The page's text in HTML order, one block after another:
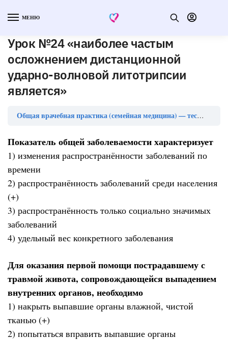
МЕНЮ
Урок №24 «наиболее частым
осложнением дистанционной
ударно-волновой литотрипсии
является»
Общая врачебная практика (семейная медицина) — тесты с ответами (ординатура)
Показатель общей заболеваемости характеризует
1) изменения распространённости заболеваний по
времени
2) распространённость заболеваний среди населения
(+)
3) распространённость только социально значимых
заболеваний
4) удельный вес конкретного заболевания
Для оказания первой помощи пострадавшему с
травмой живота, сопровождающейся выпадением
внутренних органов, необходимо
1) накрыть выпавшие органы влажной, чистой
тканью (+)
2) попытаться вправить выпавшие органы